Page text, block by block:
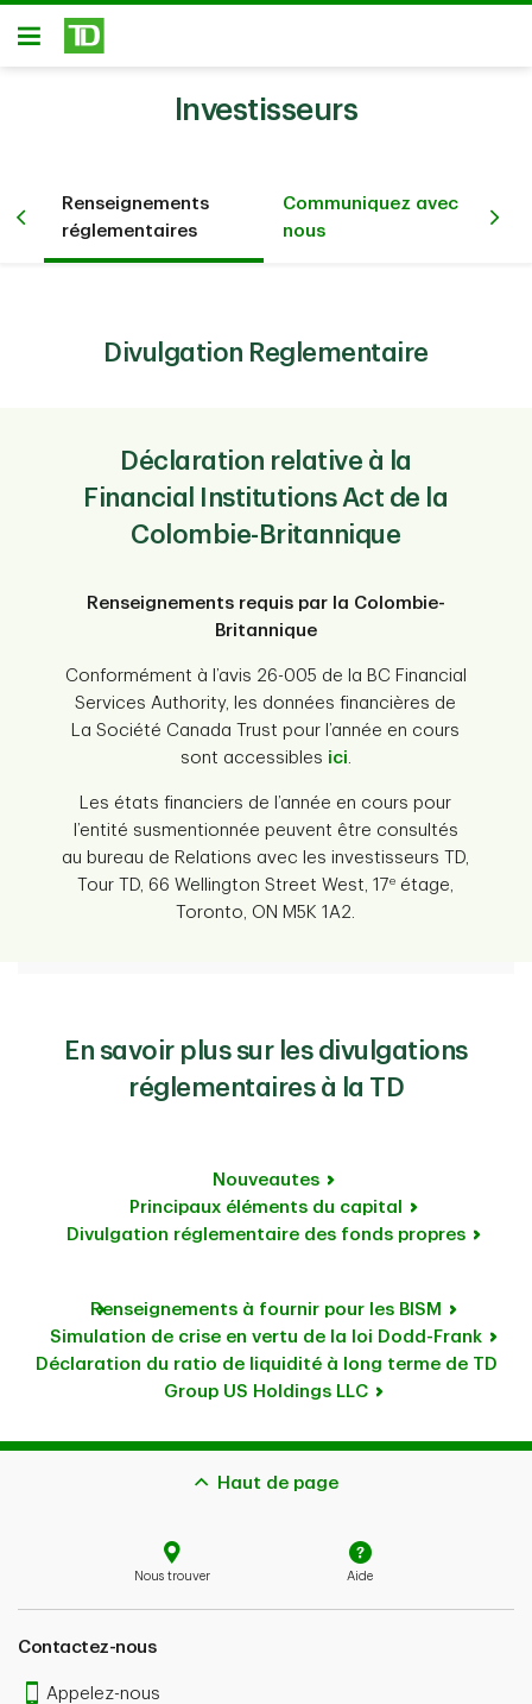
Passer au contenu principal
Ouvert
Investisseurs
Renseignements
réglementaires
Communiquez avec
nous
Divulgation Reglementaire
Déclaration relative à la
Financial Institutions Act de la
Colombie-Britannique
Renseignements requis par la Colombie-
Britannique
Conformément à l’avis 26-005 de la BC Financial
Services Authority, les données financières de
La Société Canada Trust pour l’année en cours
sont accessibles ici.
Les états financiers de l’année en cours pour
l’entité susmentionnée peuvent être consultés
au bureau de Relations avec les investisseurs TD,
Tour TD, 66 Wellington Street West, 17e étage,
Toronto, ON M5K 1A2.
En savoir plus sur les divulgations
réglementaires à la TD
Nouveautes
Principaux éléments du capital
Divulgation réglementaire des fonds propres
Renseignements à fournir pour les BISM
Simulation de crise en vertu de la loi Dodd-Frank
Déclaration du ratio de liquidité à long terme de TD
Group US Holdings LLC
Haut de page
Nous trouver Aide
Contactez-nous
Appelez-nous